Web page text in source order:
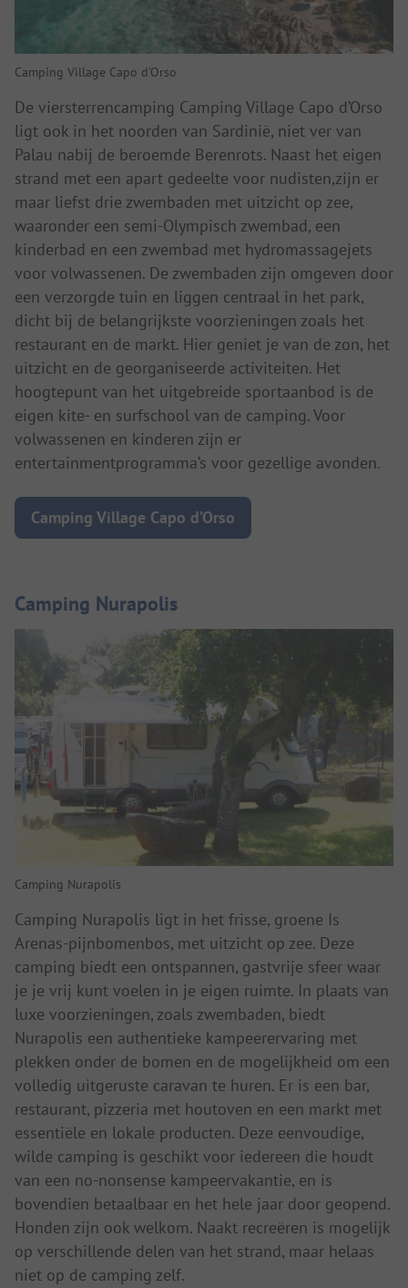
Camping Village Capo d'Orso
De viersterrencamping Camping Village Capo d’Orso
ligt ook in het noorden van Sardinië, niet ver van
Palau nabij de beroemde Berenrots. Naast het eigen
strand met een apart gedeelte voor nudisten,zijn er
maar liefst drie zwembaden met uitzicht op zee,
waaronder een semi-Olympisch zwembad, een
kinderbad en een zwembad met hydromassagejets
voor volwassenen. De zwembaden zijn omgeven door
een verzorgde tuin en liggen centraal in het park,
dicht bij de belangrijkste voorzieningen zoals het
restaurant en de markt. Hier geniet je van de zon, het
uitzicht en de georganiseerde activiteiten. Het
hoogtepunt van het uitgebreide sportaanbod is de
eigen kite- en surfschool van de camping. Voor
volwassenen en kinderen zijn er
entertainmentprogramma’s voor gezellige avonden.
Camping Village Capo d’Orso
Camping Nurapolis
Camping Nurapolis
Camping Nurapolis ligt in het frisse, groene Is
Arenas-pijnbomenbos, met uitzicht op zee. Deze
camping biedt een ontspannen, gastvrije sfeer waar
je je vrij kunt voelen in je eigen ruimte. In plaats van
luxe voorzieningen, zoals zwembaden, biedt
Nurapolis een authentieke kampeerervaring met
plekken onder de bomen en de mogelijkheid om een
volledig uitgeruste caravan te huren. Er is een bar,
restaurant, pizzeria met houtoven en een markt met
essentiële en lokale producten. Deze eenvoudige,
wilde camping is geschikt voor iedereen die houdt
van een no-nonsense kampeervakantie, en is
bovendien betaalbaar en het hele jaar door geopend.
Honden zijn ook welkom. Naakt recreëren is mogelijk
op verschillende delen van het strand, maar helaas
niet op de camping zelf.